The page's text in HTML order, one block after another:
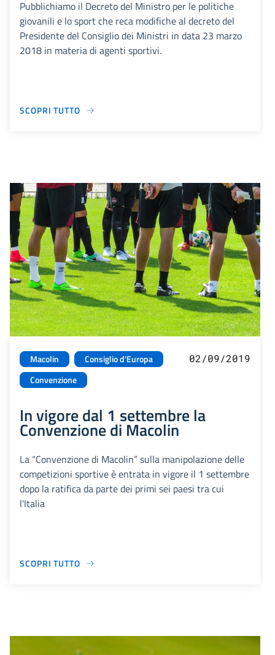
Pubblichiamo il Decreto del Ministro per le politiche
giovanili e lo sport che reca modifiche al decreto del
Presidente del Consiglio dei Ministri in data 23 marzo
2018 in materia di agenti sportivi.
SCOPRI TUTTO
Macolin
Consiglio d'Europa
Convenzione
02/09/2019
In vigore dal 1 settembre la
Convenzione di Macolin
La “Convenzione di Macolin” sulla manipolazione delle
competizioni sportive è entrata in vigore il 1 settembre
dopo la ratifica da parte dei primi sei paesi tra cui
l'Italia
SCOPRI TUTTO